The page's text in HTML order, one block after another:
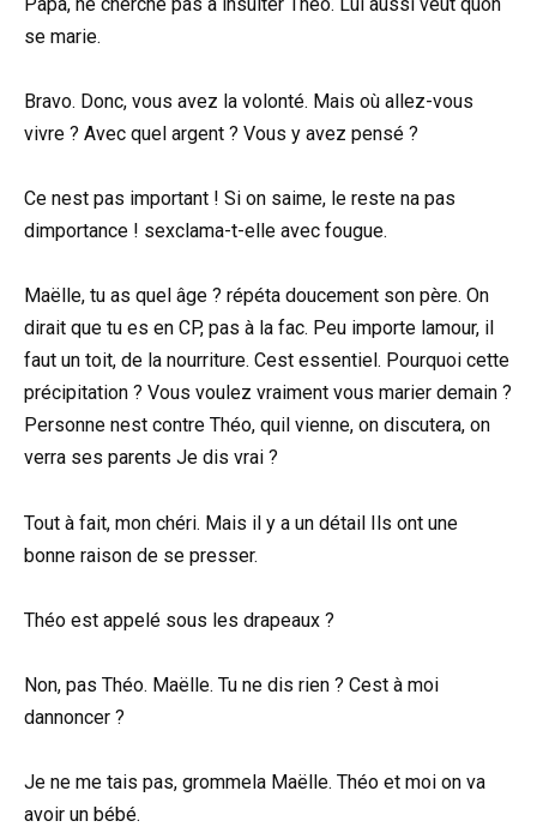
se marie.
Bravo. Donc, vous avez la volonté. Mais où allez-vous
vivre ? Avec quel argent ? Vous y avez pensé ?
Ce nest pas important ! Si on saime, le reste na pas
dimportance ! sexclama-t-elle avec fougue.
Maëlle, tu as quel âge ? répéta doucement son père. On
dirait que tu es en CP, pas à la fac. Peu importe lamour, il
faut un toit, de la nourriture. Cest essentiel. Pourquoi cette
précipitation ? Vous voulez vraiment vous marier demain ?
Personne nest contre Théo, quil vienne, on discutera, on
verra ses parents Je dis vrai ?
Tout à fait, mon chéri. Mais il y a un détail Ils ont une
bonne raison de se presser.
Théo est appelé sous les drapeaux ?
Non, pas Théo. Maëlle. Tu ne dis rien ? Cest à moi
dannoncer ?
Je ne me tais pas, grommela Maëlle. Théo et moi on va
avoir un bébé.